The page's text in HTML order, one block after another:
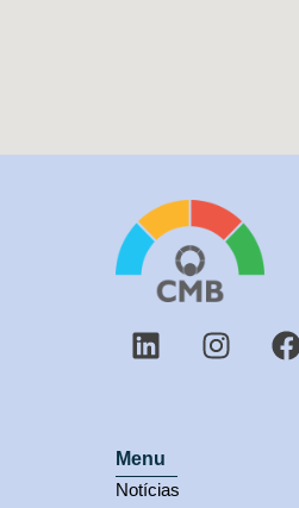
Menu
Notícias